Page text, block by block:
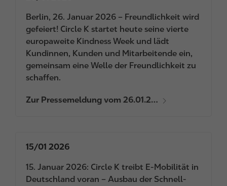
Berlin, 26. Januar 2026 – Freundlichkeit wird
gefeiert! Circle K startet heute seine vierte
europaweite Kindness Week und lädt
Kundinnen, Kunden und Mitarbeitende ein,
gemeinsam eine Welle der Freundlichkeit zu
schaffen.
Zur Pressemeldung vom 26.01.2…
15/01 2026
15. Januar 2026: Circle K treibt E-Mobilität in
Deutschland voran – Ausbau der Schnell-